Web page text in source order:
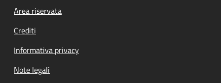
Footer menu
Area riservata
Crediti
Informativa privacy
Note legali